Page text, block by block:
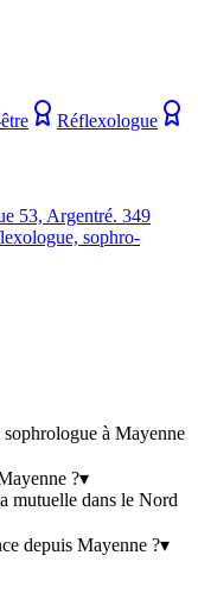
Réflexologue
53, Argentré. 349
sophro-
à Mayenne
?▾
mutuelle dans le Nord
depuis Mayenne ?▾